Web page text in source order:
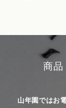
商品
山年園ではお